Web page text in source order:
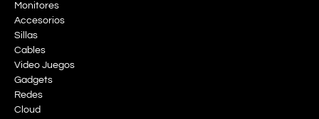
Monitores
Accesorios
Sillas
Cables
Video Juegos
Gadgets
Redes
Cloud